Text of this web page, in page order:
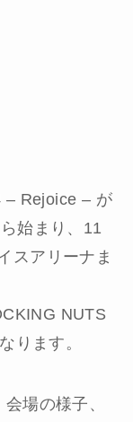
– Rejoice – が
始まり、11
スアリーナま
NUTS
ります。
場の様子、